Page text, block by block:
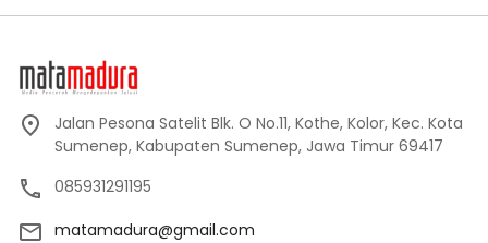
Jalan Pesona Satelit Blk. O No.11, Kothe, Kolor, Kec. Kota
Sumenep, Kabupaten Sumenep, Jawa Timur 69417
085931291195
matamadura@gmail.com